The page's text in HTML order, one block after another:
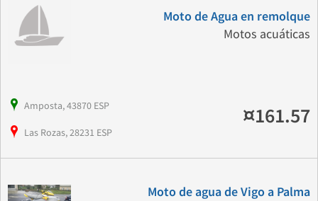
Moto de Agua en remolque
Motos acuáticas
Amposta, 43870 ESP
Las Rozas, 28231 ESP
¤161.57
Moto de agua de Vigo a Palma